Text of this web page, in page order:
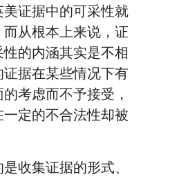
证据中的可采性就
从根本上来说，证
的内涵其实是不相
据在某些情况下有
考虑而不予接受，
定的不合法性却被
收集证据的形式、